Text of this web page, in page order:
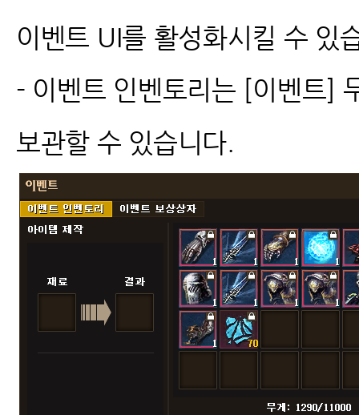
이벤트 UI를 활성화시킬 수 있
- 이벤트 인벤토리는 [이벤트]
보관할 수 있습니다.